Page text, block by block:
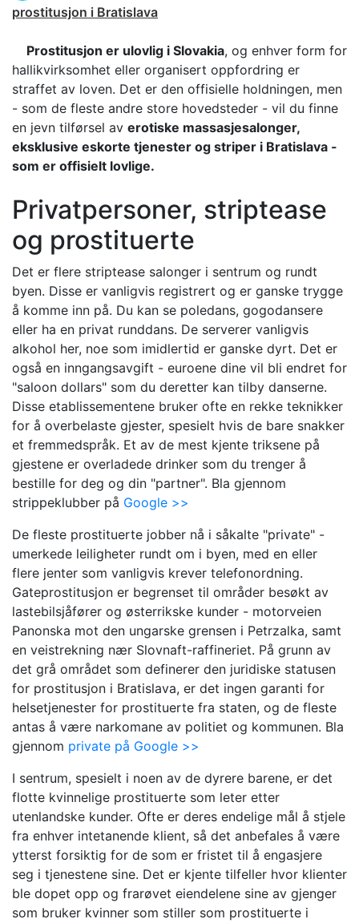
prostitusjon i Bratislava
Prostitusjon er ulovlig i Slovakia, og enhver form for
hallikvirksomhet eller organisert oppfordring er
straffet av loven. Det er den offisielle holdningen, men
- som de fleste andre store hovedsteder - vil du finne
en jevn tilførsel av erotiske massasjesalonger,
eksklusive eskorte tjenester og striper i Bratislava -
som er offisielt lovlige.
Privatpersoner, striptease
og prostituerte
Det er flere striptease salonger i sentrum og rundt
byen. Disse er vanligvis registrert og er ganske trygge
å komme inn på. Du kan se poledans, gogodansere
eller ha en privat runddans. De serverer vanligvis
alkohol her, noe som imidlertid er ganske dyrt. Det er
også en inngangsavgift - euroene dine vil bli endret for
"saloon dollars" som du deretter kan tilby danserne.
Disse etablissementene bruker ofte en rekke teknikker
for å overbelaste gjester, spesielt hvis de bare snakker
et fremmedspråk. Et av de mest kjente triksene på
gjestene er overladede drinker som du trenger å
bestille for deg og din "partner". Bla gjennom
strippeklubber på Google >>
De fleste prostituerte jobber nå i såkalte "private" -
umerkede leiligheter rundt om i byen, med en eller
flere jenter som vanligvis krever telefonordning.
Gateprostitusjon er begrenset til områder besøkt av
lastebilsjåfører og østerrikske kunder - motorveien
Panonska mot den ungarske grensen i Petrzalka, samt
en veistrekning nær Slovnaft-raffineriet. På grunn av
det grå området som definerer den juridiske statusen
for prostitusjon i Bratislava, er det ingen garanti for
helsetjenester for prostituerte fra staten, og de fleste
antas å være narkomane av politiet og kommunen. Bla
gjennom private på Google >>
I sentrum, spesielt i noen av de dyrere barene, er det
flotte kvinnelige prostituerte som leter etter
utenlandske kunder. Ofte er deres endelige mål å stjele
fra enhver intetanende klient, så det anbefales å være
ytterst forsiktig for de som er fristet til å engasjere
seg i tjenestene sine. Det er kjente tilfeller hvor klienter
ble dopet opp og frarøvet eiendelene sine av gjenger
som bruker kvinner som stiller som prostituerte i